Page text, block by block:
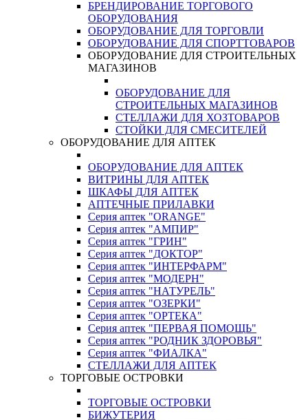
БРЕНДИРОВАНИЕ ТОРГОВОГО
ОБОРУДОВАНИЯ
ОБОРУДОВАНИЕ ДЛЯ ТОРГОВЛИ
ОБОРУДОВАНИЕ ДЛЯ СПОРТТОВАРОВ
ОБОРУДОВАНИЕ ДЛЯ СТРОИТЕЛЬНЫХ
МАГАЗИНОВ
ОБОРУДОВАНИЕ ДЛЯ
СТРОИТЕЛЬНЫХ МАГАЗИНОВ
СТЕЛЛАЖИ ДЛЯ ХОЗТОВАРОВ
СТОЙКИ ДЛЯ СМЕСИТЕЛЕЙ
ОБОРУДОВАНИЕ ДЛЯ АПТЕК
ОБОРУДОВАНИЕ ДЛЯ АПТЕК
ВИТРИНЫ ДЛЯ АПТЕК
ШКАФЫ ДЛЯ АПТЕК
АПТЕЧНЫЕ ПРИЛАВКИ
Серия аптек "ORANGE"
Серия аптек "АМПИР"
Серия аптек "ГРИН"
Серия аптек "ДОКТОР"
Серия аптек "ИНТЕРФАРМ"
Серия аптек "МОДЕРН"
Серия аптек "НАТУРЕЛЬ"
Серия аптек "ОЗЕРКИ"
Серия аптек "ОРТЕКА"
Серия аптек "ПЕРВАЯ ПОМОЩЬ"
Серия аптек "РОДНИК ЗДОРОВЬЯ"
Серия аптек "ФИАЛКА"
СТЕЛЛАЖИ ДЛЯ АПТЕК
ТОРГОВЫЕ ОСТРОВКИ
ТОРГОВЫЕ ОСТРОВКИ
БИЖУТЕРИЯ